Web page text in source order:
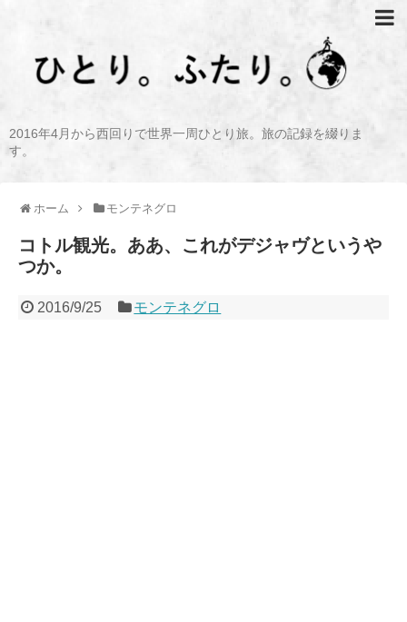
2016年4月から西回りで世界一周ひとり旅。旅の記録を綴りま
す。
ホーム モンテネグロ
コトル観光。ああ、これがデジャヴというや
つか。
2016/9/25 モンテネグロ